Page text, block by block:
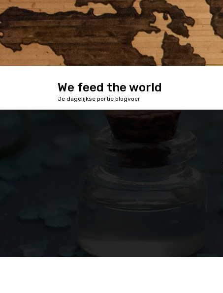
S
k
i
p
t
o
We feed the world
Je dagelijkse portie blogvoer